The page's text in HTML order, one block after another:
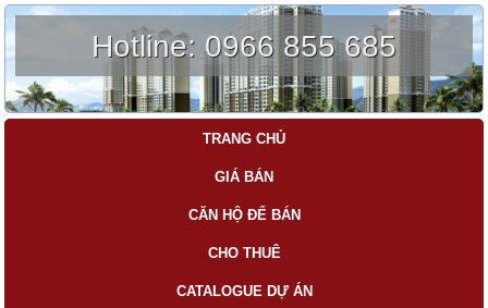
Hotline:0966 855 685
TRANG CHỦ
GIÁ BÁN
CĂN HỘ ĐỂ BÁN
CHO THUÊ
CATALOGUE DỰ ÁN